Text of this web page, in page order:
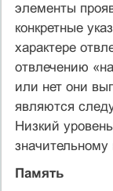
элементы
конкретные
характере
отвлечению
или нет они
являются
Низкий
Память